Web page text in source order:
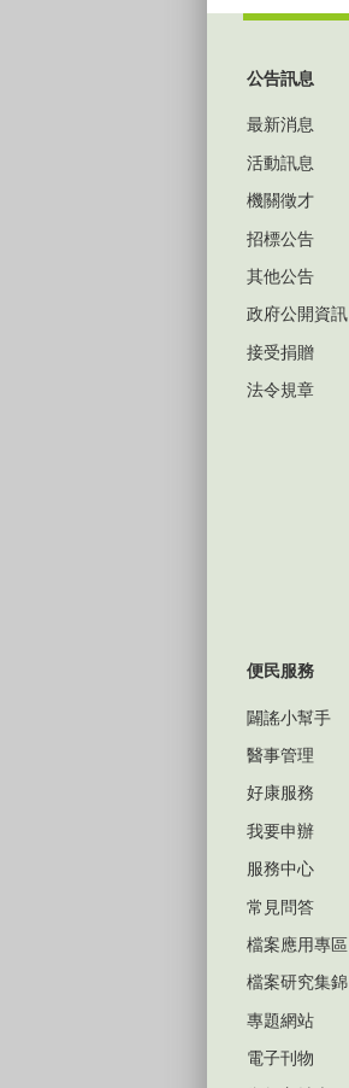
公告訊息
最新消息
活動訊息
機關徵才
招標公告
其他公告
政府公開資訊
接受捐贈
法令規章
便民服務
闢謠小幫手
醫事管理
好康服務
我要申辦
服務中心
常見問答
檔案應用專區
檔案研究集錦
專題網站
電子刊物